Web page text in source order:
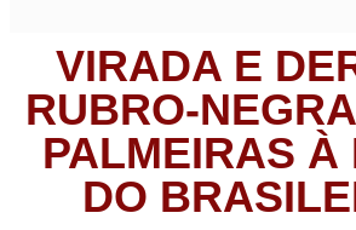
VIRADA E
RUBRO-
PALMEIRAS À
DO